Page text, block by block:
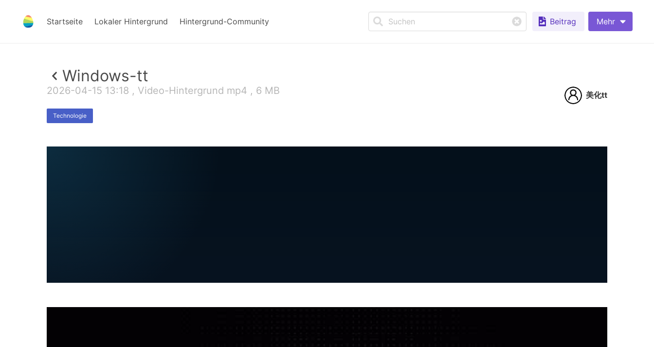
Startseite Lokaler Hintergrund Hintergrund-Community Beitrag Mehr
Windows-tt
2026-04-15 13:18 , Video-Hintergrund mp4 , 6 MB
Technologie
美化tt